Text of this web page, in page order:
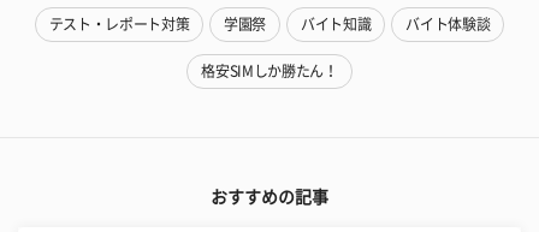
テスト・レポート対策 学園祭 バイト知識 バイト体験談
格安SIMしか勝たん！
おすすめの記事